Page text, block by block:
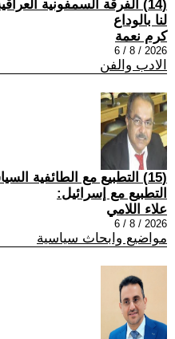
(14) الفرقة السمفونية
لنا بالوداع
كرم نعمة
2026 / 8 / 6
الادب والفن
(15) التطبيع مع الطائفية
التطبيع مع إسرائيل:
علاء اللامي
2026 / 8 / 6
مواضيع وابحاث سياسية